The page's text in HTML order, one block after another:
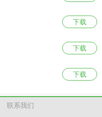
下载
下载
下载
联系我们